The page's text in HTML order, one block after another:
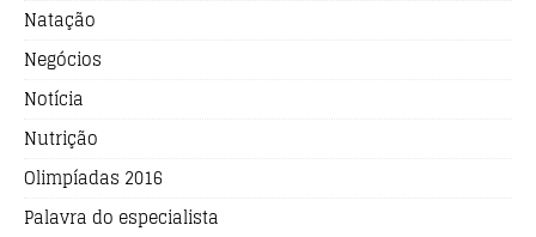
Natação
Negócios
Notícia
Nutrição
Olimpíadas 2016
Palavra do especialista